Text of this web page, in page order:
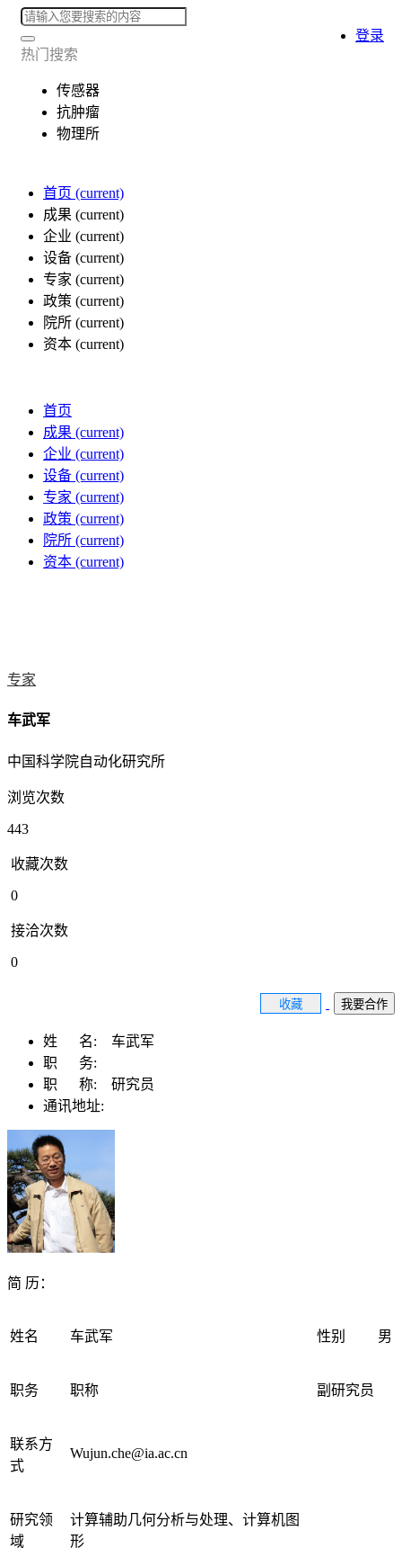
热门搜索
传感器
抗肿瘤
物理所
首页 (current)
成果 (current)
企业 (current)
设备 (current)
专家 (current)
政策 (current)
院所 (current)
资本 (current)
登录
首页
成果 (current)
企业 (current)
设备 (current)
专家 (current)
政策 (current)
院所 (current)
资本 (current)
专家
车武军
中国科学院自动化研究所
浏览次数
443
收藏次数
0
接洽次数
0
收藏 我要合作
姓 名: 车武军
职 务:
职 称: 研究员
通讯地址:
简 历：
姓名 车武军 性别 男
职务 职称 副研究员
联系方
式
Wujun.che@ia.ac.cn
研究领
域
计算辅助几何分析与处理、计算机图
形